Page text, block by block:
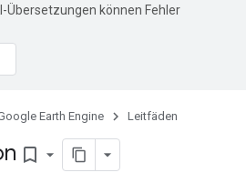
Übersetzungen können Fehler
Earth Engine Leitfäden
bookmark_border